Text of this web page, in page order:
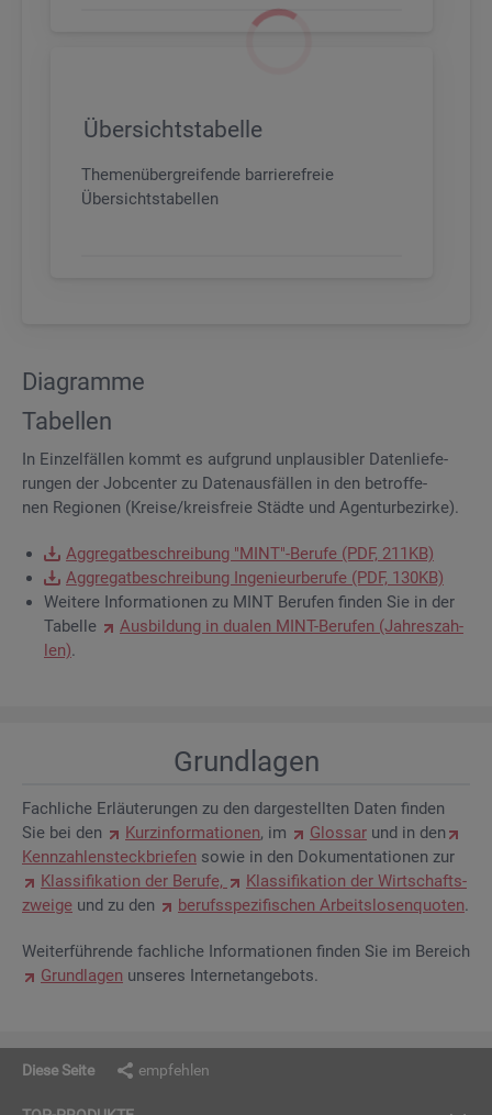
Übersichtstabelle
Themenübergreifende barrierefreie
Übersichtstabellen
Dia­gram­me
Ta­bel­len
In Ein­zel­fäl­len kommt es auf­grund un­plau­si­bler Da­ten­lie­fe­
run­gen der Job­cen­ter zu Da­ten­aus­fäl­len in den be­trof­fe­
nen Re­gio­nen (Krei­se/kreis­freie Städ­te und Agen­tur­be­zir­ke).
Ag­gre­gat­be­schrei­bung "MINT"-Be­ru­fe (PDF, 211KB)
Ag­gre­gat­be­schrei­bung In­ge­nieur­be­ru­fe (PDF, 130KB)
Wei­te­re In­for­ma­tio­nen zu MINT Be­ru­fen fin­den Sie in der
Ta­bel­le
Aus­bil­dung in dua­len MINT-Be­ru­fen (Jah­res­zah­
len).
Grund­la­gen
Fach­li­che Er­läu­te­run­gen zu den dar­ge­stell­ten Daten fin­den
Sie bei den
Kurz­in­for­ma­tio­nen, im Glos­sar und in den
Kenn­zah­len­steck­brie­fen sowie in den Do­ku­men­ta­tio­nen zur
Klas­si­fi­ka­ti­on der Be­ru­fe,
Klas­si­fi­ka­ti­on der Wirt­schafts­
zwei­ge und zu den be­rufs­spe­zi­fi­schen Ar­beits­lo­sen­quo­ten.
Wei­ter­füh­ren­de fach­li­che In­for­ma­tio­nen fin­den Sie im Be­reich
Grund­la­gen un­se­res In­ter­net­an­ge­bots.
Diese Seite empfehlen